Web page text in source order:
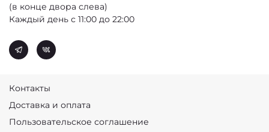
(в конце двора слева)
Каждый день с 11:00 до 22:00
Контакты
Доставка и оплата
Пользовательское соглашение